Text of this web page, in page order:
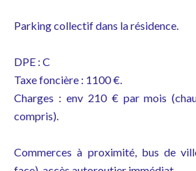
Parking collectif dans la résidence.
DPE : C
Taxe foncière : 1100 €.
Charges : env 210 € par mois
compris).
Commerces à proximité, bus de